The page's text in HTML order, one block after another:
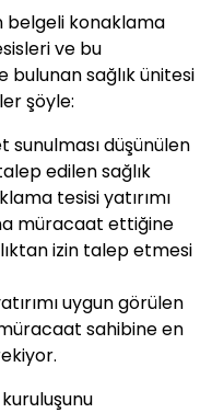
belgeli konaklama
ve bu
sağlık ünitesi
şöyle:
düşünülen
edilen sağlık
tesisi yatırımı
müracaat ettiğine
izin talep etmesi
uygun görülen
sahibine en